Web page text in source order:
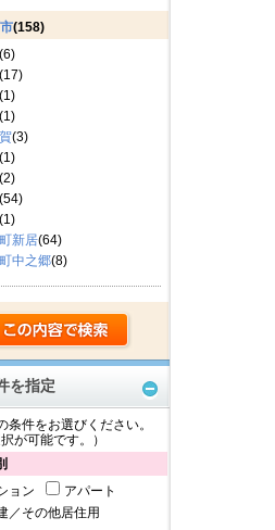
(158)
(6)
(17)
(1)
(1)
(3)
(1)
(2)
(54)
(1)
新居(64)
中之郷(8)
を指定
条件をお選びください。
択が可能です。）
ョン
アパート
／その他居住用